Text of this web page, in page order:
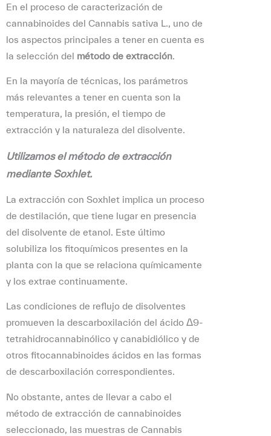
En el proceso de caracterización de
cannabinoides del Cannabis sativa L., uno de
los aspectos principales a tener en cuenta es
la selección del método de extracción.
En la mayoría de técnicas, los parámetros
más relevantes a tener en cuenta son la
temperatura, la presión, el tiempo de
extracción y la naturaleza del disolvente.
Utilizamos el método de extracción
mediante Soxhlet.
La extracción con Soxhlet implica un proceso
de destilación, que tiene lugar en presencia
del disolvente de etanol. Este último
solubiliza los fitoquímicos presentes en la
planta con la que se relaciona químicamente
y los extrae continuamente.
Las condiciones de reflujo de disolventes
promueven la descarboxilación del ácido Δ9-
tetrahidrocannabinólico y canabidiólico y de
otros fitocannabinoides ácidos en las formas
de descarboxilación correspondientes.
No obstante, antes de llevar a cabo el
método de extracción de cannabinoides
seleccionado, las muestras de Cannabis